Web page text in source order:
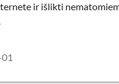
ir išlikti